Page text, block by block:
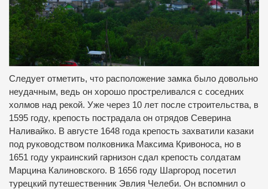
Следует отметить, что расположение замка было довольно
неудачным, ведь он хорошо простреливался с соседних
холмов над рекой. Уже через 10 лет после строительства, в
1595 году, крепость пострадала он отрядов Северина
Наливайко. В августе 1648 года крепость захватили казаки
под руководством полковника Максима Кривоноса, но в
1651 году украинский гарнизон сдал крепость солдатам
Марцина Калиновского. В 1656 году Шаргород посетил
турецкий путешественник Эвлия Челеби. Он вспомнил о